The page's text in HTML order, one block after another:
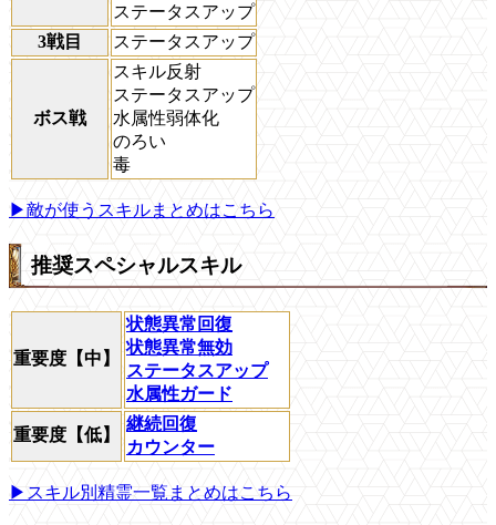
ステータスアップ
3戦目
ステータスアップ
ボス戦
スキル反射
ステータスアップ
水属性弱体化
のろい
毒
▶敵が使うスキルまとめはこちら
推奨スペシャルスキル
重要度【中】
状態異常回復
状態異常無効
ステータスアップ
水属性ガード
重要度【低】
継続回復
カウンター
▶スキル別精霊一覧まとめはこちら